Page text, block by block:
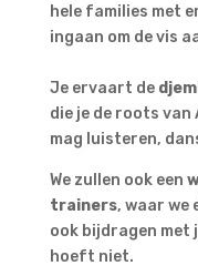
hele families met
ingaan om de vis
Je ervaart de
die je de roots
mag luisteren,
We zullen ook een
trainers, waar we
ook bijdragen met
hoeft niet.